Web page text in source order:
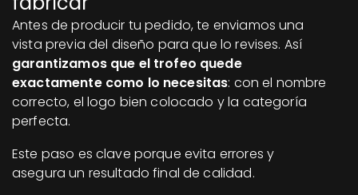
Antes de producir tu pedido, te enviamos una
vista previa del diseño para que lo revises. Así
garantizamos que el trofeo quede
exactamente como lo necesitas: con el nombre
correcto, el logo bien colocado y la categoría
perfecta.
Este paso es clave porque evita errores y
asegura un resultado final de calidad.